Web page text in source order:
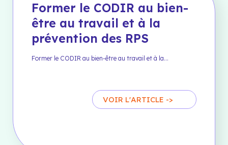
Former le CODIR au bien-
être au travail et à la
prévention des RPS
Former le CODIR au bien-être au travail et à la…
VOIR L'ARTICLE ->